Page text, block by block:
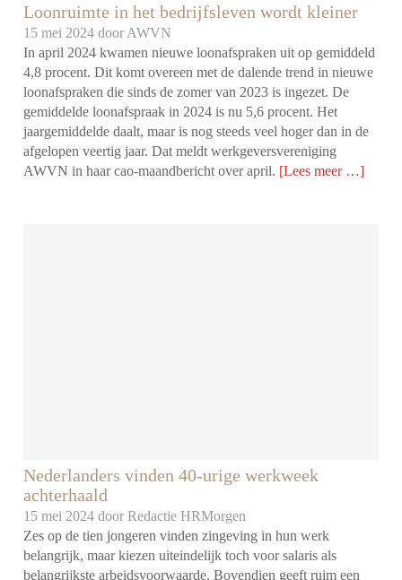
Loonruimte in het bedrijfsleven wordt kleiner
15 mei 2024 door AWVN
In april 2024 kwamen nieuwe loonafspraken uit op gemiddeld
4,8 procent. Dit komt overeen met de dalende trend in nieuwe
loonafspraken die sinds de zomer van 2023 is ingezet. De
gemiddelde loonafspraak in 2024 is nu 5,6 procent. Het
jaargemiddelde daalt, maar is nog steeds veel hoger dan in de
afgelopen veertig jaar. Dat meldt werkgeversvereniging
AWVN in haar cao-maandbericht over april. [Lees meer …]
Nederlanders vinden 40-urige werkweek
achterhaald
15 mei 2024 doorRedactie HRMorgen
Zes op de tien jongeren vinden zingeving in hun werk
belangrijk, maar kiezen uiteindelijk toch voor salaris als
belangrijkste arbeidsvoorwaarde. Bovendien geeft ruim een